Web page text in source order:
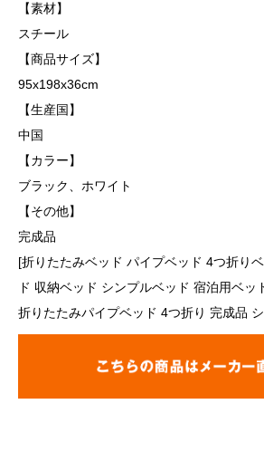
【素材】
スチール
【商品サイズ】
95x198x36cm
【生産国】
中国
【カラー】
ブラック、ホワイト
【その他】
完成品
[折りたたみベッド パイプベッド 4つ折り
ド 収納ベッド シンプルベッド 宿泊用ベッ
折りたたみパイプベッド 4つ折り 完成品